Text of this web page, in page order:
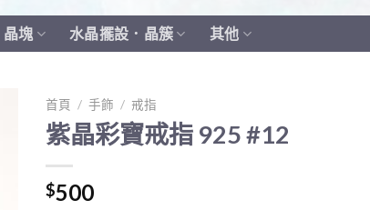
塊 水晶擺設．晶簇 其他
首頁 / 手飾 / 戒指
紫晶彩寶戒指 925 #12
$500